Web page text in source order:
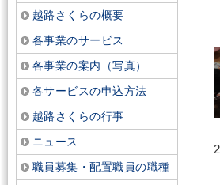
越路さくらの概要
各事業のサービス
各事業の案内（写真）
各サービスの申込方法
越路さくらの行事
ニュース
職員募集・配置職員の職種